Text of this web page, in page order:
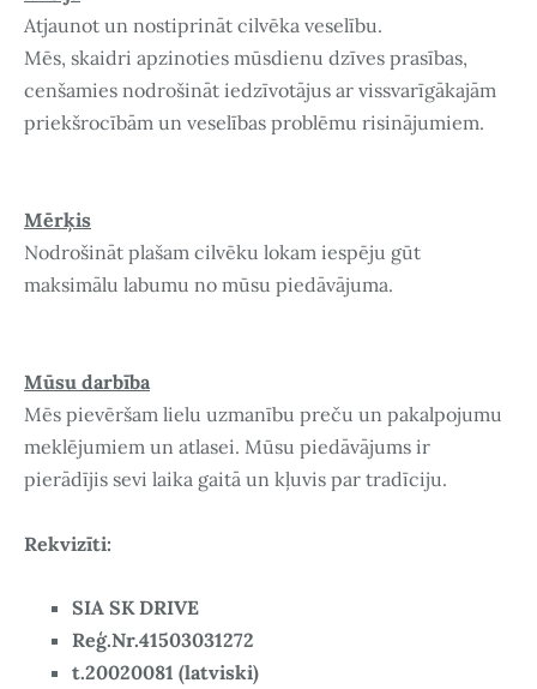
Atjaunot un nostiprināt cilvēka veselību.
Mēs, skaidri apzinoties mūsdienu dzīves prasības,
cenšamies nodrošināt iedzīvotājus ar vissvarīgākajām
priekšrocībām un veselības problēmu risinājumiem.
Mērķis
Nodrošināt plašam cilvēku lokam iespēju gūt
maksimālu labumu no mūsu piedāvājuma.
Mūsu darbība
Mēs pievēršam lielu uzmanību preču un pakalpojumu
meklējumiem un atlasei. Mūsu piedāvājums ir
pierādījis sevi laika gaitā un kļuvis par tradīciju.
Rekvizīti:
SIA SK DRIVE
Reģ.Nr.41503031272
t.20020081 (latviski)